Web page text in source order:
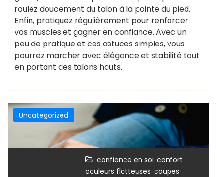
roulez doucement du talon à la pointe du pied.
Enfin, pratiquez régulièrement pour renforcer
vos muscles et gagner en confiance. Avec un
peu de pratique et ces astuces simples, vous
pourrez marcher avec élégance et stabilité tout
en portant des talons hauts.
Uncategorized
confiance en soi confort
couleurs flatteuses coupes